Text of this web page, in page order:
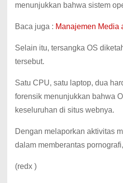
menunjukkan bahwa sistem
Baca juga : Manajemen Media
Selain itu, tersangka OS
tersebut.
Satu CPU, satu laptop, dua
forensik menunjukkan bahwa
keseluruhan di situs webnya.
Dengan melaporkan aktivitas
dalam memberantas
(redx )